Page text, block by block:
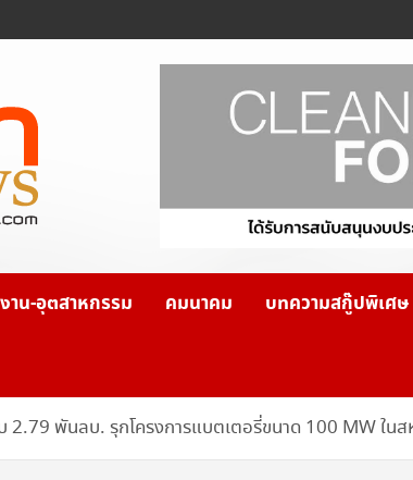
าน-อุตสาหกรรม คมนาคม บทความสกู๊ปพิเศษ
2.79 พันลบ. รุกโครงการแบตเตอรี่ขนาด 100 MW ในส